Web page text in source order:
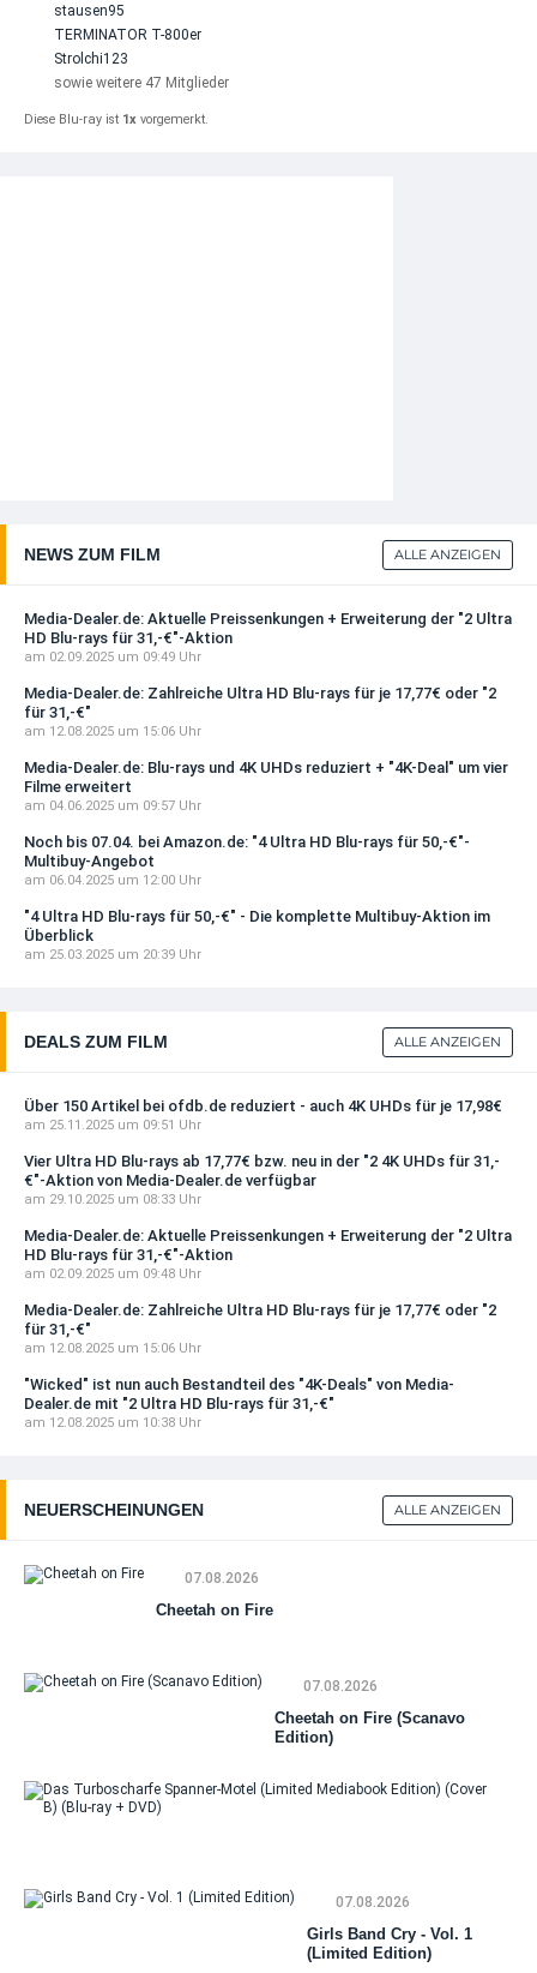
stausen95
TERMINATOR T-800er
Strolchi123
sowie weitere 47 Mitglieder
Diese Blu-ray ist 1x vorgemerkt.
NEWS ZUM FILM ALLE ANZEIGEN
Media-Dealer.de: Aktuelle Preissenkungen + Erweiterung der "2 Ultra
HD Blu-rays für 31,-€"-Aktion
am 02.09.2025 um 09:49 Uhr
Media-Dealer.de: Zahlreiche Ultra HD Blu-rays für je 17,77€ oder "2
für 31,-€"
am 12.08.2025 um 15:06 Uhr
Media-Dealer.de: Blu-rays und 4K UHDs reduziert + "4K-Deal" um vier
Filme erweitert
am 04.06.2025 um 09:57 Uhr
Noch bis 07.04. bei Amazon.de: "4 Ultra HD Blu-rays für 50,-€"-
Multibuy-Angebot
am 06.04.2025 um 12:00 Uhr
"4 Ultra HD Blu-rays für 50,-€" - Die komplette Multibuy-Aktion im
Überblick
am 25.03.2025 um 20:39 Uhr
DEALS ZUM FILM ALLE ANZEIGEN
Über 150 Artikel bei ofdb.de reduziert - auch 4K UHDs für je 17,98€
am 25.11.2025 um 09:51 Uhr
Vier Ultra HD Blu-rays ab 17,77€ bzw. neu in der "2 4K UHDs für 31,-
€"-Aktion von Media-Dealer.de verfügbar
am 29.10.2025 um 08:33 Uhr
Media-Dealer.de: Aktuelle Preissenkungen + Erweiterung der "2 Ultra
HD Blu-rays für 31,-€"-Aktion
am 02.09.2025 um 09:48 Uhr
Media-Dealer.de: Zahlreiche Ultra HD Blu-rays für je 17,77€ oder "2
für 31,-€"
am 12.08.2025 um 15:06 Uhr
"Wicked" ist nun auch Bestandteil des "4K-Deals" von Media-
Dealer.de mit "2 Ultra HD Blu-rays für 31,-€"
am 12.08.2025 um 10:38 Uhr
NEUERSCHEINUNGEN ALLE ANZEIGEN
07.08.2026
Cheetah on Fire
07.08.2026
Cheetah on Fire (Scanavo
Edition)
07.08.2026
Girls Band Cry - Vol. 1
(Limited Edition)